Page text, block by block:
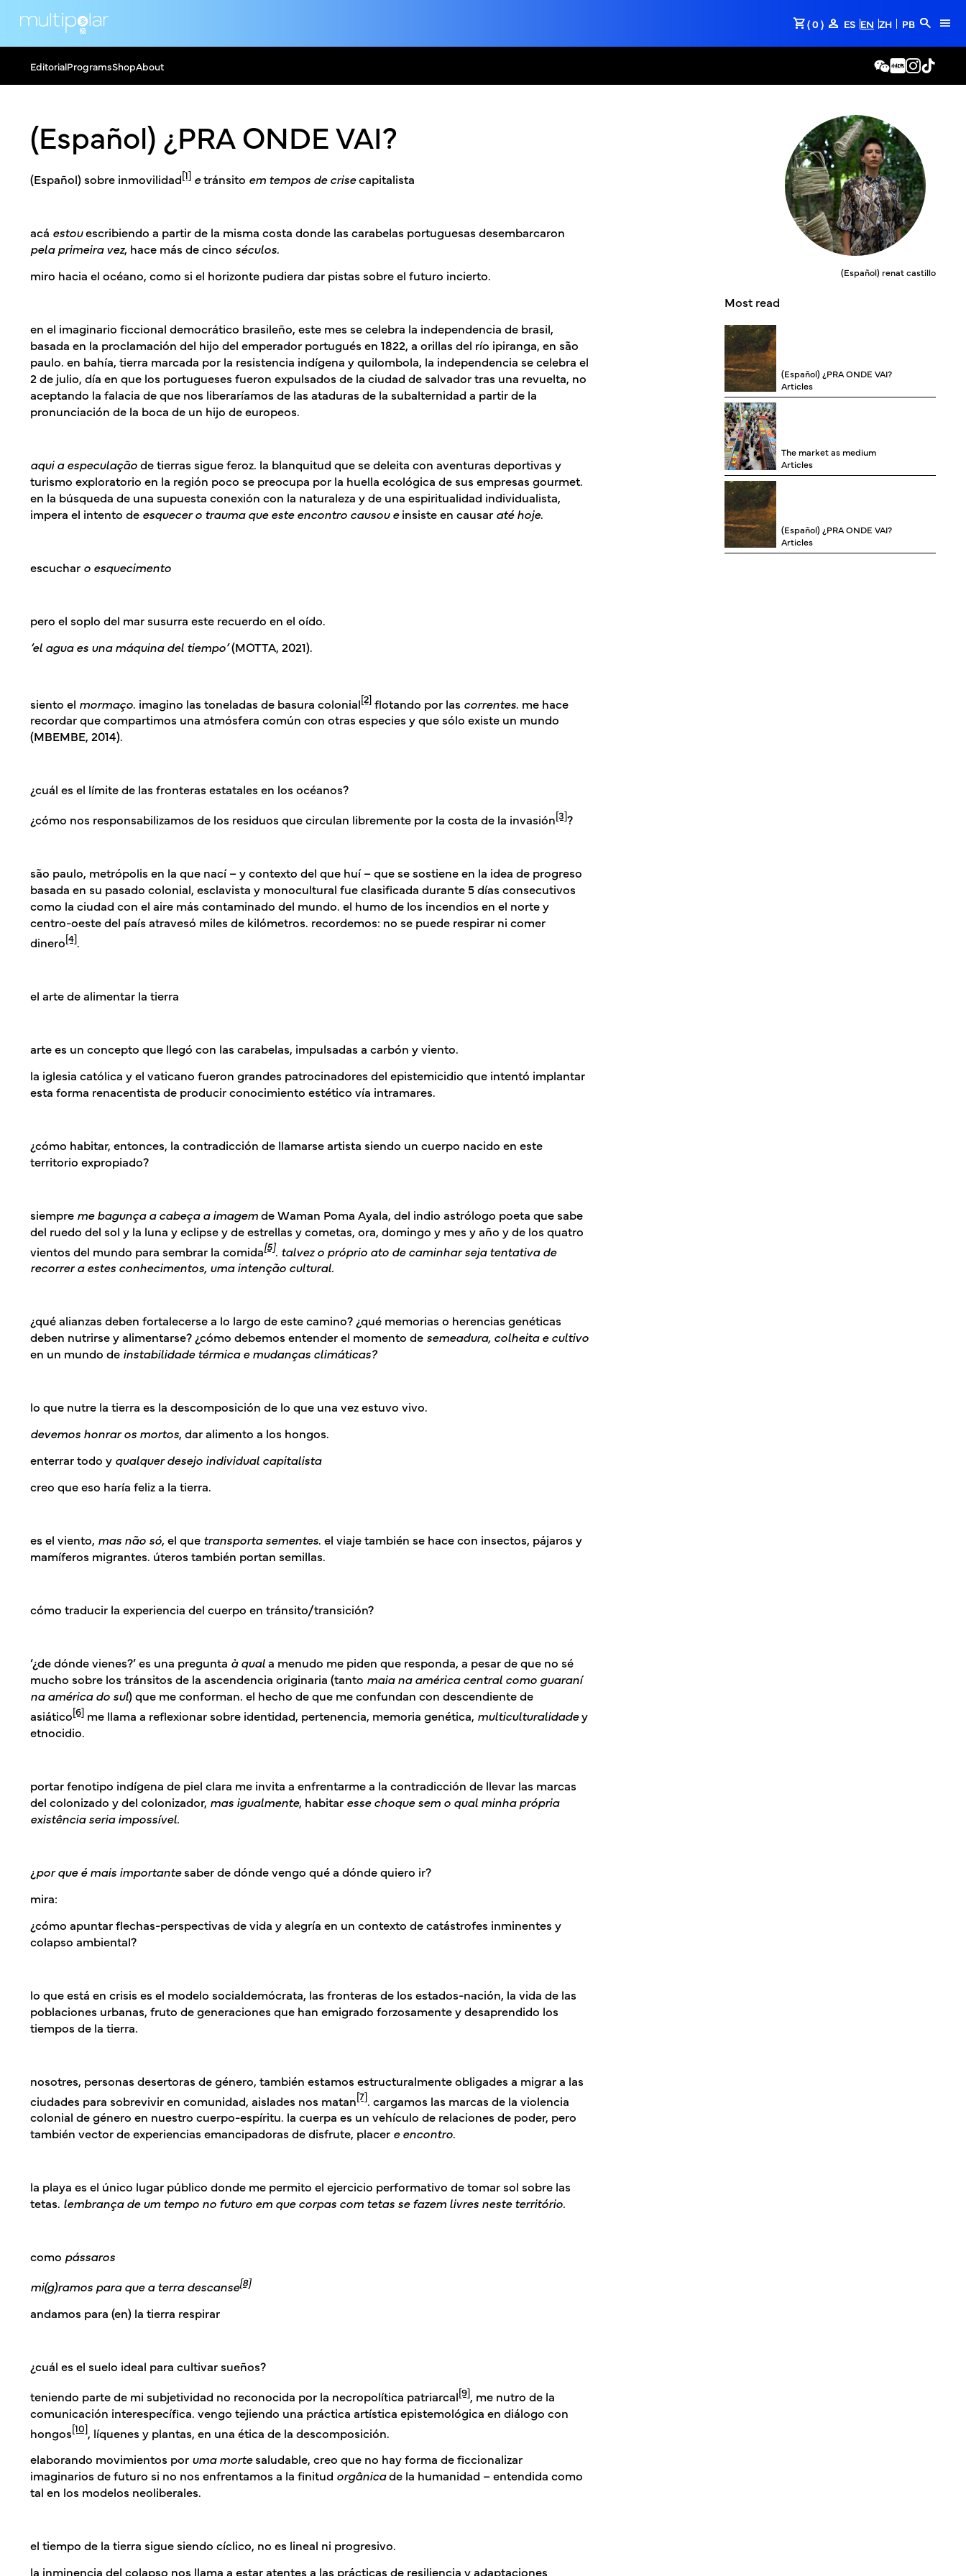
shopping_cart( 0 ) person ES EN ZH PB search menu
EditorialProgramsShopAbout
(Español) ¿PRA ONDE VAI?
(Español) sobre inmovilidad[1] etránsito em tempos de crisecapitalista
acá estouescribiendo a partir de la misma costa donde las carabelas portuguesas desembarcaron
pela primeira vez, hace más de cinco séculos.
miro hacia el océano, como si el horizonte pudiera dar pistas sobre el futuro incierto.
en el imaginario ficcional democrático brasileño, este mes se celebra la independencia de brasil,
basada en la proclamación del hijo del emperador portugués en 1822, a orillas del río ipiranga, en são
paulo. en bahía, tierra marcada por la resistencia indígena y quilombola, la independencia se celebra el
2 de julio, día en que los portugueses fueron expulsados de la ciudad de salvador tras una revuelta, no
aceptando la falacia de que nos liberaríamos de las ataduras de la subalternidad a partir de la
pronunciación de la boca de un hijo de europeos.
aqui a especulaçãode tierras sigue feroz. la blanquitud que se deleita con aventuras deportivas y
turismo exploratorio en la región poco se preocupa por la huella ecológica de sus empresas gourmet.
en la búsqueda de una supuesta conexión con la naturaleza y de una espiritualidad individualista,
impera el intento de esquecer o trauma que este encontro causou einsiste en causar até hoje.
escuchar o esquecimento
pero el soplo del mar susurra este recuerdo en el oído.
‘el agua es una máquina del tiempo’(MOTTA, 2021).
siento el mormaço . imagino las toneladas de basura colonial[2] flotando por las correntes . me hace
recordar que compartimos una atmósfera común con otras especies y que sólo existe un mundo
(MBEMBE, 2014).
¿cuál es el límite de las fronteras estatales en los océanos?
¿cómo nos responsabilizamos de los residuos que circulan libremente por la costa de la invasión[3]?
são paulo, metrópolis en la que nací – y contexto del que huí – que se sostiene en la idea de progreso
basada en su pasado colonial, esclavista y monocultural fue clasificada durante 5 días consecutivos
como la ciudad con el aire más contaminado del mundo. el humo de los incendios en el norte y
centro-oeste del país atravesó miles de kilómetros. recordemos: no se puede respirar ni comer
dinero[4]
el arte de alimentar la tierra
arte es un concepto que llegó con las carabelas, impulsadas a carbón y viento.
la iglesia católica y el vaticano fueron grandes patrocinadores del epistemicidio que intentó implantar
esta forma renacentista de producir conocimiento estético vía intramares.
¿cómo habitar, entonces, la contradicción de llamarse artista siendo un cuerpo nacido en este
territorio expropiado?
siempre me bagunça a cabeça a imagemde Waman Poma Ayala, del indio astrólogo poeta que sabe
del ruedo del sol y la luna y eclipse y de estrellas y cometas, ora, domingo y mes y año y de los quatro
vientos del mundo para sembrar la comida[5]. talvez o próprio ato de caminhar seja tentativa de
recorrer a estes conhecimentos, uma intenção cultural.
¿qué alianzas deben fortalecerse a lo largo de este camino? ¿qué memorias o herencias genéticas
deben nutrirse y alimentarse? ¿cómo debemos entender el momento de semeadura, colheita e cultivo
en un mundo de instabilidade térmica e mudanças climáticas?
lo que nutre la tierra es la descomposición de lo que una vez estuvo vivo.
devemos honrar os mortos, dar alimento a los hongos.
enterrar todo y qualquer desejo individual capitalista
creo que eso haría feliz a la tierra.
es el viento, mas não só, el que transporta sementes. el viaje también se hace con insectos, pájaros y
mamíferos migrantes. úteros también portan semillas.
cómo traducir la experiencia del cuerpo en tránsito/transición?
‘¿de dónde vienes?’ es una pregunta à quala menudo me piden que responda, a pesar de que no sé
mucho sobre los tránsitos de la ascendencia originaria (tanto maia na américa central como guaraní
na américa do sul) que me conforman. el hecho de que me confundan con descendiente de
asiático[6] me llama a reflexionar sobre identidad, pertenencia, memoria genética, multiculturalidadey
etnocidio.
portar fenotipo indígena de piel clara me invita a enfrentarme a la contradicción de llevar las marcas
del colonizado y del colonizador, mas igualmente, habitar esse choque sem o qual minha própria
existência seria impossível.
¿por que é mais importantesaber de dónde vengo qué a dónde quiero ir?
mira:
¿cómo apuntar flechas-perspectivas de vida y alegría en un contexto de catástrofes inminentes y
colapso ambiental?
lo que está en crisis es el modelo socialdemócrata, las fronteras de los estados-nación, la vida de las
poblaciones urbanas, fruto de generaciones que han emigrado forzosamente y desaprendido los
tiempos de la tierra.
nosotres, personas desertoras de género, también estamos estructuralmente obligades a migrar a las
ciudades para sobrevivir en comunidad, aislades nos matan[7] . cargamos las marcas de la violencia
colonial de género en nuestro cuerpo-espíritu. la cuerpa es un vehículo de relaciones de poder, pero
también vector de experiencias emancipadoras de disfrute, placer e encontro.
la playa es el único lugar público donde me permito el ejercicio performativo de tomar sol sobre las
tetas. lembrança de um tempo no futuro em que corpas com tetas se fazem livres neste território.
como pássaros
mi(g)ramos para que a terra descanse[8]
andamos para (en) la tierra respirar
¿cuál es el suelo ideal para cultivar sueños?
teniendo parte de mi subjetividad no reconocida por la necropolítica patriarcal[9] , me nutro de la
comunicación interespecífica. vengo tejiendo una práctica artística epistemológica en diálogo con
hongos[10] , líquenes y plantas, en una ética de la descomposición
elaborando movimientos por uma mortesaludable, creo que no hay forma de ficcionalizar
imaginarios de futuro si no nos enfrentamos a la finitud orgânicade la humanidad – entendida como
tal en los modelos neoliberales.
el tiempo de la tierra sigue siendo cíclico, no es lineal ni progresivo.
la inminencia del colapso nos llama a estar atentes a las prácticas de resiliencia y adaptaciones
(Español) renat castillo
Most read
(Español) ¿PRA ONDE VAI?
Articles
The market as medium
Articles
(Español) ¿PRA ONDE VAI?
Articles